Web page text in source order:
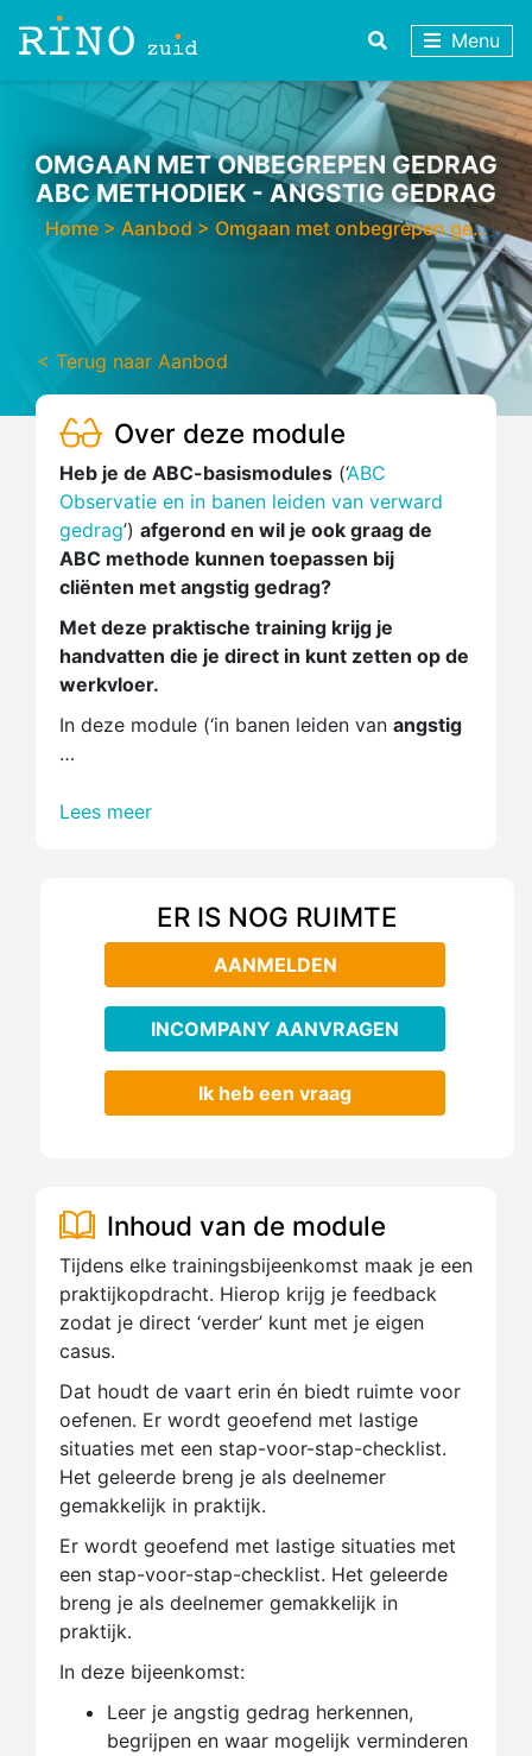
Menu
OMGAAN MET ONBEGREPEN GEDRAG
ABC METHODIEK - ANGSTIG GEDRAG
Home> Aanbod > Omgaan met onbegrepen ge…
< Terug naar Aanbod
Over deze module
Heb je de ABC-basismodules (‘ABC
Observatie en in banen leiden van verward
gedrag’) afgerond en wil je ook graag de
ABC methode kunnen toepassen bij
cliënten met angstig gedrag?
Met deze praktische training krijg je
handvatten die je direct in kunt zetten op de
werkvloer.
In deze module (‘in banen leiden van angstig
…
Lees meer
ER IS NOG RUIMTE
AANMELDEN
INCOMPANY AANVRAGEN
Ik heb een vraag
Inhoud van de module
Tijdens elke trainingsbijeenkomst maak je een
praktijkopdracht. Hierop krijg je feedback
zodat je direct ‘verder’ kunt met je eigen
casus.
Dat houdt de vaart erin én biedt ruimte voor
oefenen. Er wordt geoefend met lastige
situaties met een stap-voor-stap-checklist.
Het geleerde breng je als deelnemer
gemakkelijk in praktijk.
Er wordt geoefend met lastige situaties met
een stap-voor-stap-checklist. Het geleerde
breng je als deelnemer gemakkelijk in
praktijk.
In deze bijeenkomst:
Leer je angstig gedrag herkennen,
begrijpen en waar mogelijk verminderen